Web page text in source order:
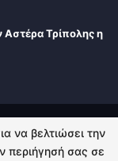
Τρίπολης η
να βελτιώσει την
περιήγησή σας σε